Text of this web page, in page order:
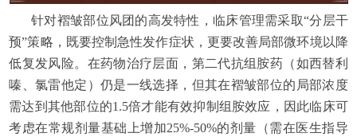
针对褶皱部位风团的高发特性，临床管理需采取“分层干
预”策略，既要控制急性发作症状，更要改善局部微环境以降
低复发风险。在药物治疗层面，第二代抗组胺药（如西替利
嗪、氯雷他定）仍是一线选择，但其在褶皱部位的局部浓度
需达到其他部位的1.5倍才能有效抑制组胺效应，因此临床可
考虑在常规剂量基础上增加25%-50%的剂量（需在医生指导